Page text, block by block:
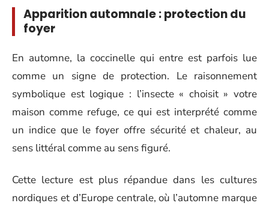
Apparition automnale : protection du
foyer
En automne, la coccinelle qui entre est parfois lue
comme un signe de protection. Le raisonnement
symbolique est logique : l’insecte « choisit » votre
maison comme refuge, ce qui est interprété comme
un indice que le foyer offre sécurité et chaleur, au
sens littéral comme au sens figuré.
Cette lecture est plus répandue dans les cultures
nordiques et d’Europe centrale, où l’automne marque